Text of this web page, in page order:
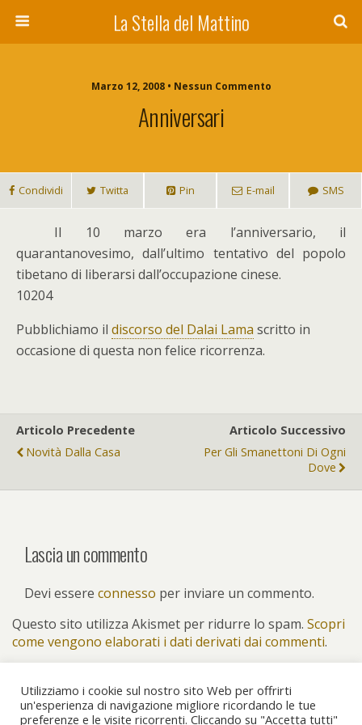
La Stella del Mattino
Marzo 12, 2008 • Nessun Commento
Anniversari
Condividi Twitta Pin E-mail SMS
Il 10 marzo era l’anniversario, il
quarantanovesimo, dall’ultimo tentativo del popolo
tibetano di liberarsi dall’occupazione cinese.
10204
Pubblichiamo il discorso del Dalai Lama scritto in
occasione di questa non felice ricorrenza.
Articolo Precedente
Novità Dalla Casa
Articolo Successivo
Per Gli Smanettoni Di Ogni
Dove
Lascia un commento
Devi essere connesso per inviare un commento.
Questo sito utilizza Akismet per ridurre lo spam. Scopri
come vengono elaborati i dati derivati dai commenti.
Utilizziamo i cookie sul nostro sito Web per offrirti
un'esperienza di navigazione migliore ricordando le tue
preferenze e le visite ricorrenti. Cliccando su "Accetta tutti"